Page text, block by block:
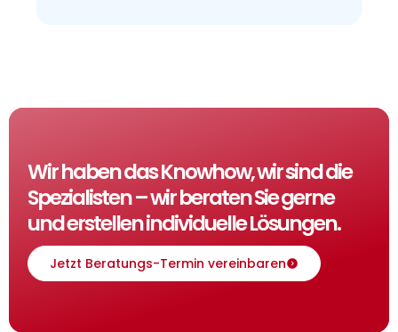
Wir haben das Knowhow, wir sind die
Spezialisten – wir beraten Sie gerne
und erstellen individuelle Lösungen.
Jetzt Beratungs-Termin vereinbaren